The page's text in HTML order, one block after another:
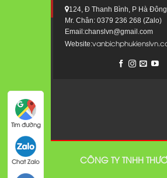
124, Đ Thanh Bình, P Hà
Mr. Chân: 0379 236 268 (Zalo)
Email:chanslvn@gmail.com
Website:
CÔNG TY TNHH
Tìm đường
Chat Zalo